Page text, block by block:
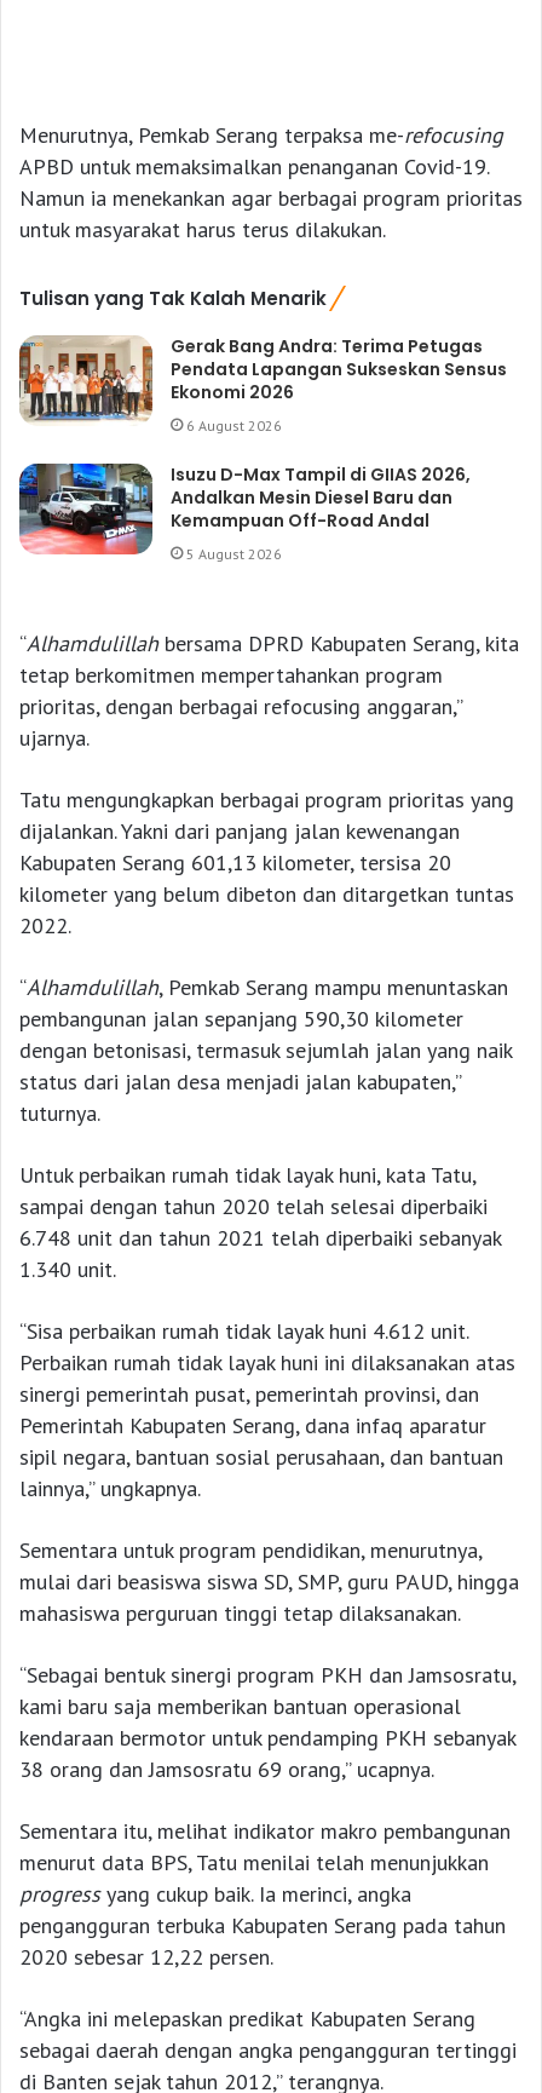
Menurutnya, Pemkab Serang terpaksa me-refocusing
APBD untuk memaksimalkan penanganan Covid-19.
Namun ia menekankan agar berbagai program prioritas
untuk masyarakat harus terus dilakukan.
Tulisan yang Tak Kalah Menarik
Gerak Bang Andra: Terima Petugas
Pendata Lapangan Sukseskan Sensus
Ekonomi 2026
6 August 2026
Isuzu D-Max Tampil di GIIAS 2026,
Andalkan Mesin Diesel Baru dan
Kemampuan Off-Road Andal
5 August 2026
“Alhamdulillahbersama DPRD Kabupaten Serang, kita
tetap berkomitmen mempertahankan program
prioritas, dengan berbagai refocusing anggaran,”
ujarnya.
Tatu mengungkapkan berbagai program prioritas yang
dijalankan. Yakni dari panjang jalan kewenangan
Kabupaten Serang 601,13 kilometer, tersisa 20
kilometer yang belum dibeton dan ditargetkan tuntas
2022.
“Alhamdulillah, Pemkab Serang mampu menuntaskan
pembangunan jalan sepanjang 590,30 kilometer
dengan betonisasi, termasuk sejumlah jalan yang naik
status dari jalan desa menjadi jalan kabupaten,”
tuturnya.
Untuk perbaikan rumah tidak layak huni, kata Tatu,
sampai dengan tahun 2020 telah selesai diperbaiki
6.748 unit dan tahun 2021 telah diperbaiki sebanyak
1.340 unit.
“Sisa perbaikan rumah tidak layak huni 4.612 unit.
Perbaikan rumah tidak layak huni ini dilaksanakan atas
sinergi pemerintah pusat, pemerintah provinsi, dan
Pemerintah Kabupaten Serang, dana infaq aparatur
sipil negara, bantuan sosial perusahaan, dan bantuan
lainnya,” ungkapnya.
Sementara untuk program pendidikan, menurutnya,
mulai dari beasiswa siswa SD, SMP, guru PAUD, hingga
mahasiswa perguruan tinggi tetap dilaksanakan.
“Sebagai bentuk sinergi program PKH dan Jamsosratu,
kami baru saja memberikan bantuan operasional
kendaraan bermotor untuk pendamping PKH sebanyak
38 orang dan Jamsosratu 69 orang,” ucapnya.
Sementara itu, melihat indikator makro pembangunan
menurut data BPS, Tatu menilai telah menunjukkan
progressyang cukup baik. Ia merinci, angka
pengangguran terbuka Kabupaten Serang pada tahun
2020 sebesar 12,22 persen.
“Angka ini melepaskan predikat Kabupaten Serang
sebagai daerah dengan angka pengangguran tertinggi
di Banten sejak tahun 2012,” terangnya.